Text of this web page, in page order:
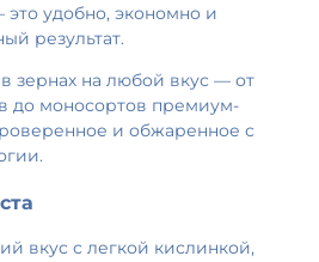
удобно, экономно и
результат.
зернах на любой вкус — от
до моносортов премиум-
и обжаренное с
вкус с легкой кислинкой,